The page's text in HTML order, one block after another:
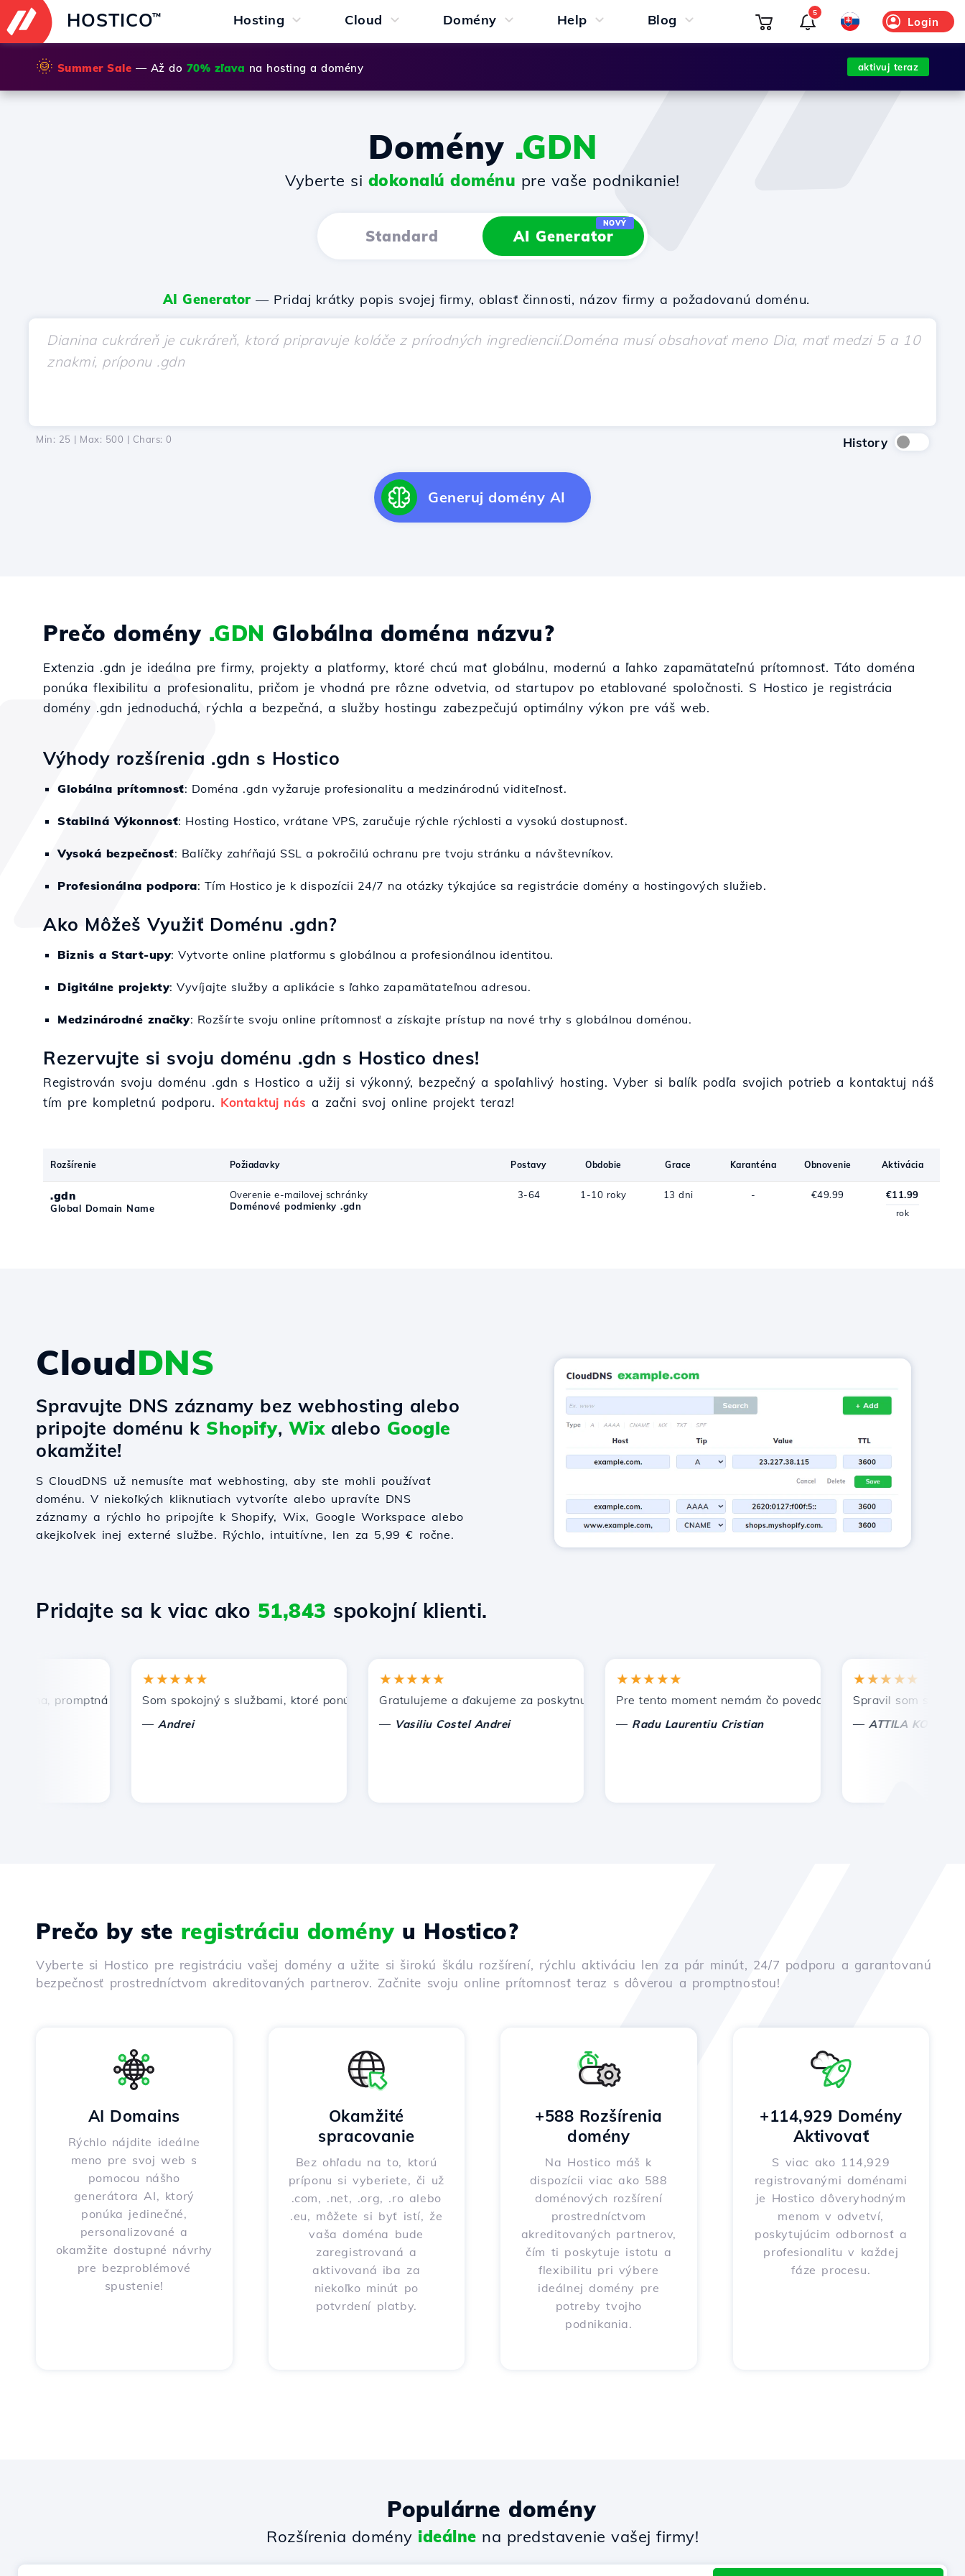
HOSTICO™ Hosting Cloud Domény Help Blog Login
5
🌞 Summer Sale — Až do 70% zľava na hosting a domény aktivuj teraz
Domény .GDN
Vyberte si dokonalú doménu pre vaše podnikanie!
Standard AI Generator
NOVÝ
AI Generator — Pridaj krátky popis svojej firmy, oblasť činnosti, názov firmy a požadovanú doménu.
Min: 25 | Max: 500 | Chars: 0 History
Generuj domény AI
Prečo domény .GDN Globálna doména názvu?
Extenzia .gdn je ideálna pre firmy, projekty a platformy, ktoré chcú mať globálnu, modernú a ľahko zapamätateľnú prítomnosť. Táto doména
ponúka flexibilitu a profesionalitu, pričom je vhodná pre rôzne odvetvia, od startupov po etablované spoločnosti. S Hostico je registrácia
domény .gdn jednoduchá, rýchla a bezpečná, a služby hostingu zabezpečujú optimálny výkon pre váš web.
Výhody rozšírenia .gdn s Hostico
Globálna prítomnosť: Doména .gdn vyžaruje profesionalitu a medzinárodnú viditeľnosť.
Stabilná Výkonnosť: Hosting Hostico, vrátane VPS, zaručuje rýchle rýchlosti a vysokú dostupnosť.
Vysoká bezpečnosť: Balíčky zahŕňajú SSL a pokročilú ochranu pre tvoju stránku a návštevníkov.
Profesionálna podpora: Tím Hostico je k dispozícii 24/7 na otázky týkajúce sa registrácie domény a hostingových služieb.
Ako Môžeš Využiť Doménu .gdn?
Biznis a Start-upy: Vytvorte online platformu s globálnou a profesionálnou identitou.
Digitálne projekty: Vyvíjajte služby a aplikácie s ľahko zapamätateľnou adresou.
Medzinárodné značky: Rozšírte svoju online prítomnosť a získajte prístup na nové trhy s globálnou doménou.
Rezervujte si svoju doménu .gdn s Hostico dnes!
Registrován svoju doménu .gdn s Hostico a užij si výkonný, bezpečný a spoľahlivý hosting. Vyber si balík podľa svojich potrieb a kontaktuj náš
tím pre kompletnú podporu. Kontaktuj nás a začni svoj online projekt teraz!
Rozšírenie Požiadavky Postavy Obdobie Grace Karanténa Obnovenie Aktivácia
.gdn
Global Domain Name
Overenie e-mailovej schránky
Doménové podmienky .gdn
3-64 1-10 roky 13 dni - €49.99 €11.99
rok
CloudDNS
Spravujte DNS záznamy bez webhosting alebo
pripojte doménu k Shopify, Wixalebo Google
okamžite!
S CloudDNS už nemusíte mať webhosting, aby ste mohli používať
doménu. V niekoľkých kliknutiach vytvoríte alebo upravíte DNS
záznamy a rýchlo ho pripojíte k Shopify, Wix, Google Workspace alebo
akejkoľvek inej externé službe. Rýchlo, intuitívne, len za 5,99 € ročne.
Pridajte sa k viac ako 51,843 spokojní klienti.
promptná a efektívna technická podpora.
★★★★★
Som spokojný s službami, ktoré ponúka Hostico. Odporučil som vás iným známym.
Andrei
★★★★★
Gratulujeme a ďakujeme za poskytnutú podporu!
Vasiliu Costel Andrei
★★★★★
Pre tento moment nemám čo povedať, len oceniť. S osobitnou
Radu Laurentiu Cristian
★★★★★
Spravil som správnu
ATTILA KOLES
Prečo by ste registráciu doményu Hostico?
Vyberte si Hostico pre registráciu vašej domény a užite si širokú škálu rozšírení, rýchlu aktiváciu len za pár minút, 24/7 podporu a garantovanú
bezpečnosť prostredníctvom akreditovaných partnerov. Začnite svoju online prítomnosť teraz s dôverou a promptnosťou!
AI Domains
Rýchlo nájdite ideálne
meno pre svoj web s
pomocou nášho
generátora AI, ktorý
ponúka jedinečné,
personalizované a
okamžite dostupné návrhy
pre bezproblémové
spustenie!
Okamžité
spracovanie
Bez ohľadu na to, ktorú
príponu si vyberiete, či už
.com, .net, .org, .ro alebo
.eu, môžete si byť istí, že
vaša doména bude
zaregistrovaná a
aktivovaná iba za
niekoľko minút po
potvrdení platby.
+588 Rozšírenia
domény
Na Hostico máš k
dispozícii viac ako 588
doménových rozšírení
prostredníctvom
akreditovaných partnerov,
čím ti poskytuje istotu a
flexibilitu pri výbere
ideálnej domény pre
potreby tvojho
podnikania.
+114,929 Domény
Aktivovať
S viac ako 114,929
registrovanými doménami
je Hostico dôveryhodným
menom v odvetví,
poskytujúcim odbornosť a
profesionalitu v každej
fáze procesu.
Populárne domény
Rozšírenia domény ideálne na predstavenie vašej firmy!